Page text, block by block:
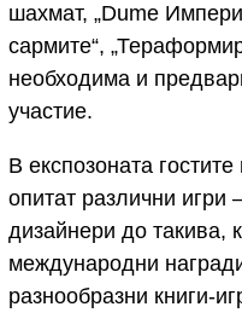
шахмат, „Dume
сармите“,
необходима и
участие.
В експозоната
опитат различни игри
дизайнери до такива,
международни
разнообразни книги-